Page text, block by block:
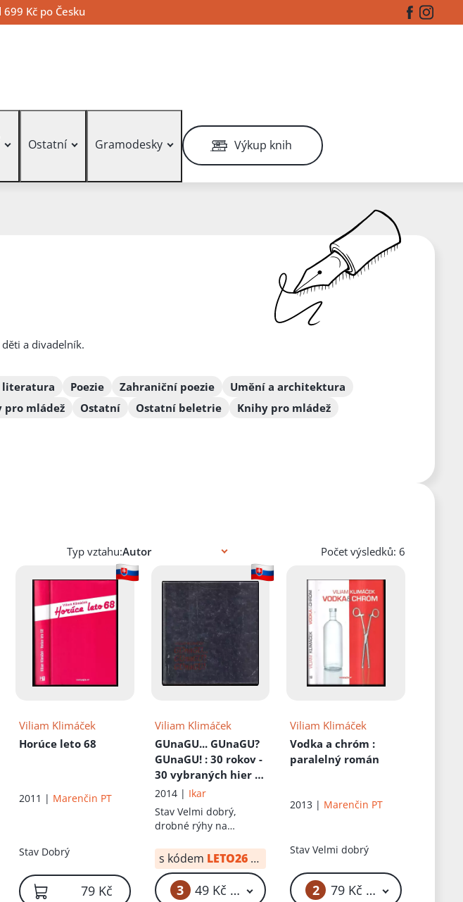
Kč po Česku Facebook
– košík
Ostatní Gramodesky Výkup knih
a divadelník.
literatura Poezie Zahraniční poezie
Umění a architektura
pro mládež Ostatní Ostatní beletrie Knihy pro mládež
Typ vztahu: Počet výsledků: 6
Viliam Klimáček
Horúce leto 68
2011 | Marenčin PT
Stav Dobrý
79 Kč
Viliam Klimáček
GUnaGU... GUnaGU?
GUnaGU! : 30 rokov -
30 vybraných hier :
pravdivá kniha o
divadle, ktoré
nemalo prežiť prvú
hovorí s Viliamom
alebo Klimáček
spovedá Klimáčka
2014 | Ikar
Stav Velmi dobrý,
drobné rýhy na
s kódem LETO26 od: 12 Kč
3 49 Kč – 69 Kč
Viliam Klimáček
Vodka a chróm :
paralelný román
2013 | Marenčin PT
StavVelmi dobrý
2 79 Kč – 99 Kč